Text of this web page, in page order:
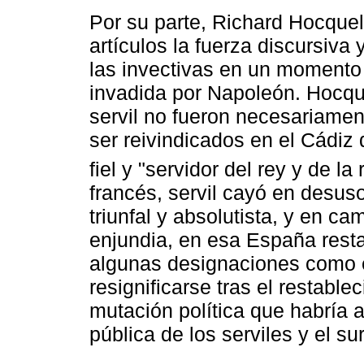
Por su parte, Richard
artículos la fuerza discursiva
las invectivas en un
invadida por Napoleón.
servil no fueron
ser reivindicados en el Cádiz
fiel y "servidor del rey y de la
francés, servil cayó en
triunfal y absolutista, y en
enjundia, en esa España
algunas designaciones
resignificarse tras el
mutación política que habría
pública de los serviles y el